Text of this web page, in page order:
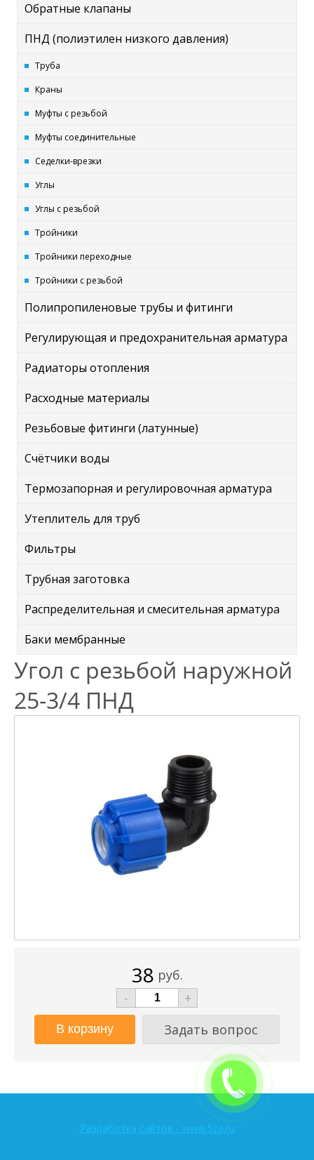
Обратные клапаны
ПНД (полиэтилен низкого давления)
Труба
Краны
Муфты с резьбой
Муфты соединительные
Седелки-врезки
Углы
Углы с резьбой
Тройники
Тройники переходные
Тройники с резьбой
Полипропиленовые трубы и фитинги
Регулирующая и предохранительная арматура
Радиаторы отопления
Расходные материалы
Резьбовые фитинги (латунные)
Счётчики воды
Термозапорная и регулировочная арматура
Утеплитель для труб
Фильтры
Трубная заготовка
Распределительная и смесительная арматура
Баки мембранные
Угол с резьбой наружной
25-3/4 ПНД
38 руб.
-
+
Задать вопрос
Разработка сайтов - www.5za.ru